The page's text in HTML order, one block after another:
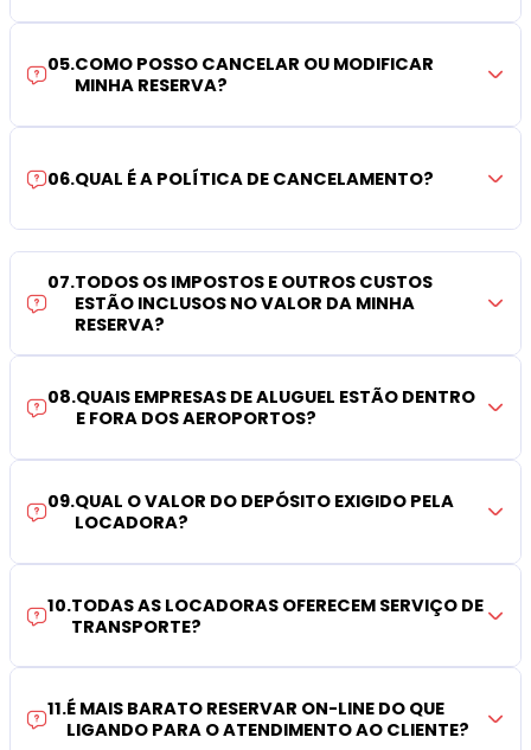
05.COMO POSSO CANCELAR OU MODIFICAR
MINHA RESERVA?
06.QUAL É A POLÍTICA DE CANCELAMENTO?
07.TODOS OS IMPOSTOS E OUTROS CUSTOS
ESTÃO INCLUSOS NO VALOR DA MINHA
RESERVA?
08.QUAIS EMPRESAS DE ALUGUEL ESTÃO DENTRO
E FORA DOS AEROPORTOS?
09.QUAL O VALOR DO DEPÓSITO EXIGIDO PELA
LOCADORA?
10.TODAS AS LOCADORAS OFERECEM SERVIÇO DE
TRANSPORTE?
11.É MAIS BARATO RESERVAR ON-LINE DO QUE
LIGANDO PARA O ATENDIMENTO AO CLIENTE?